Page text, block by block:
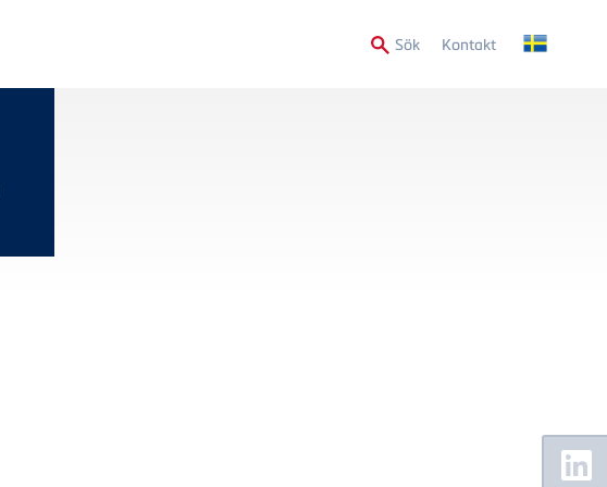
SökSecondary
Kontakt
Floating